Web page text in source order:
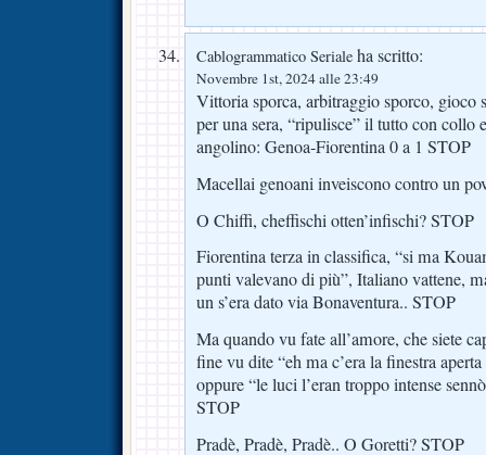
Cablogrammatico Seriale ha scritto:
Novembre 1st, 2024 alle 23:49
Vittoria sporca, arbitraggio sporco, gioco
per una sera, “ripulisce” il tutto con collo
angolino: Genoa-Fiorentina 0 a 1 STOP
Macellai genoani inveiscono contro un
O Chiffi, cheffischi otten’infischi? STOP
Fiorentina terza in classifica, “si ma
punti valevano di più”, Italiano vattene,
un s’era dato via Bonaventura.. STOP
Ma quando vu fate all’amore, che siete
fine vu dite “eh ma c’era la finestra
oppure “le luci l’eran troppo intense
STOP
Pradè, Pradè, Pradè.. O Goretti? STOP